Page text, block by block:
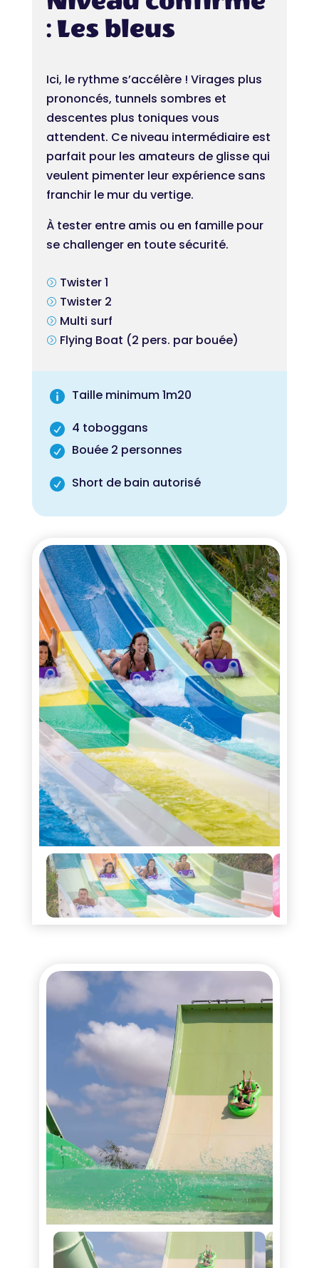
: Les bleus
Ici, le rythme s’accélère ! Virages plus
prononcés, tunnels sombres et
descentes plus toniques vous
attendent. Ce niveau intermédiaire est
parfait pour les amateurs de glisse qui
veulent pimenter leur expérience sans
franchir le mur du vertige.
À tester entre amis ou en famille pour
se challenger en toute sécurité.
= Twister 1
= Twister 2
= Multi surf
= Flying Boat (2 pers. par bouée)
 Taille minimum 1m20
 4 toboggans
 Bouée 2 personnes
 Short de bain autorisé